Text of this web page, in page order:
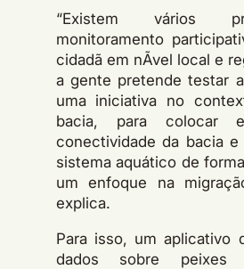
“Existem vários
monitoramento
cidadã em nÃ­vel local e
a gente pretende testar
uma iniciativa no
bacia, para colocar
conectividade da bacia
sistema aquático de
um enfoque na
explica.
Para isso, um aplicativo
dados sobre peixes